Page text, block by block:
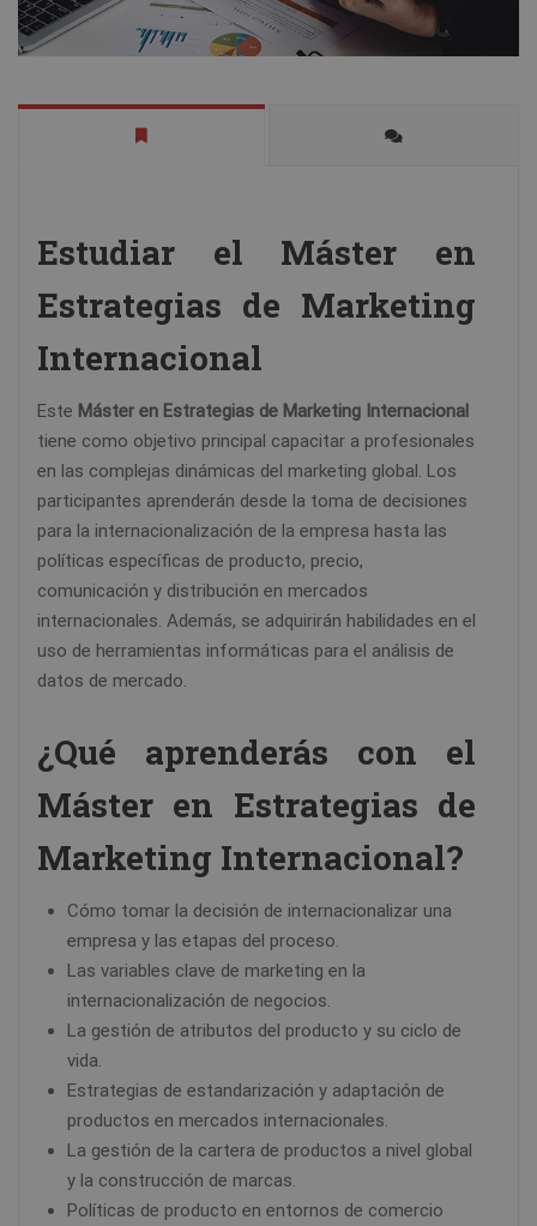
Estudiar el Máster en
Estrategias de Marketing
Internacional
Este Máster en Estrategias de Marketing Internacional
tiene como objetivo principal capacitar a profesionales
en las complejas dinámicas del marketing global. Los
participantes aprenderán desde la toma de decisiones
para la internacionalización de la empresa hasta las
políticas específicas de producto, precio,
comunicación y distribución en mercados
internacionales. Además, se adquirirán habilidades en el
uso de herramientas informáticas para el análisis de
datos de mercado.
¿Qué aprenderás con el
Máster en Estrategias de
Marketing Internacional?
Cómo tomar la decisión de internacionalizar una
empresa y las etapas del proceso.
Las variables clave de marketing en la
internacionalización de negocios.
La gestión de atributos del producto y su ciclo de
vida.
Estrategias de estandarización y adaptación de
productos en mercados internacionales.
La gestión de la cartera de productos a nivel global
y la construcción de marcas.
Políticas de producto en entornos de comercio